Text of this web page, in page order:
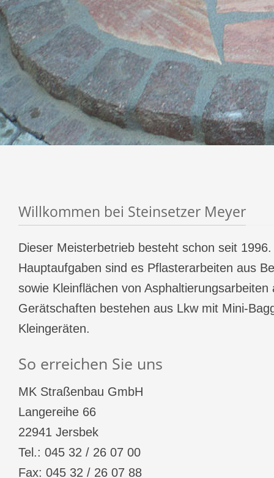
Willkommen bei Steinsetzer Meyer
Dieser Meisterbetrieb besteht schon seit
Hauptaufgaben sind es Pflasterarbeiten aus
sowie Kleinflächen von
Gerätschaften bestehen aus Lkw mit Mini-
Kleingeräten.
So erreichen Sie uns
MK Straßenbau GmbH
Langereihe 66
22941 Jersbek
Tel.: 045 32 / 26 07 00
Fax: 045 32 / 26 07 88